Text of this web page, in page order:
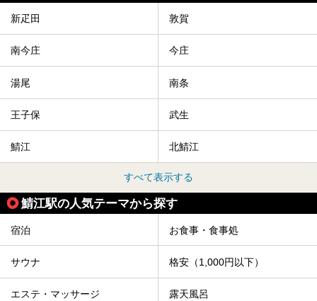
新疋田 敦賀
南今庄 今庄
湯尾 南条
王子保 武生
鯖江 北鯖江
すべて表示する
鯖江駅の人気テーマから探す
宿泊 お食事・食事処
サウナ 格安（1,000円以下）
エステ・マッサージ 露天風呂